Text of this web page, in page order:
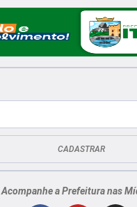
CADASTRAR
Acompanhe a Prefeitura nas